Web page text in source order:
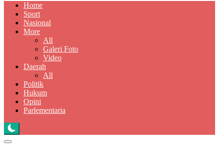
Home
Sport
Nasional
More
All
Galeri Foto
Video
Daerah
All
Politik
Hukum
Opini
Parlementaria